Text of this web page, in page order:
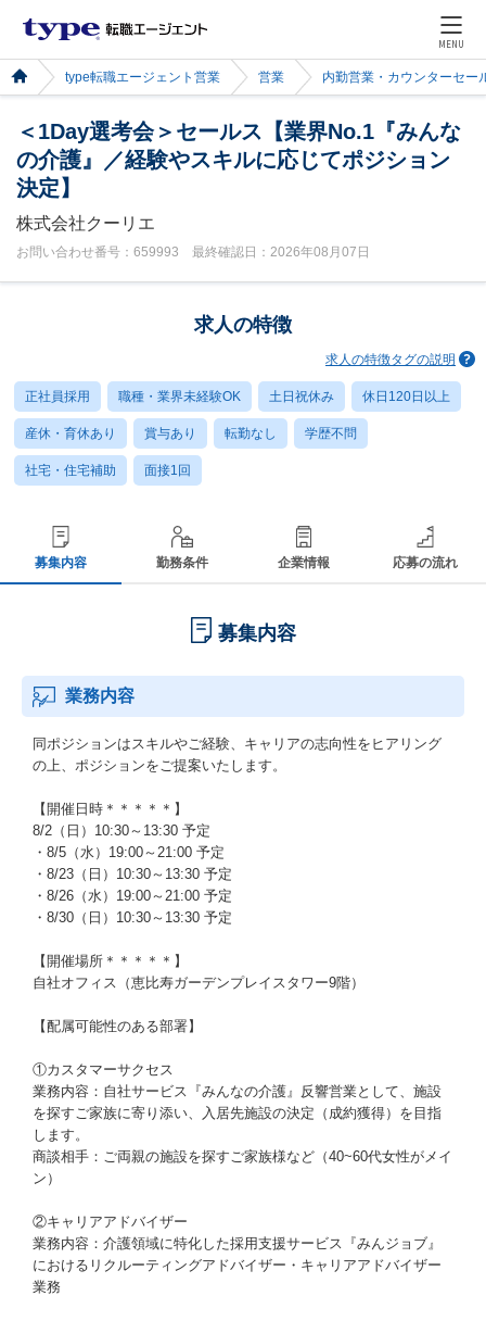
MENU
type転職エージェント営業 営業 内勤営業・カウンターセー
＜1Day選考会＞セールス【業界No.1『みんな
の介護』／経験やスキルに応じてポジション
決定】
株式会社クーリエ
お問い合わせ番号：659993 最終確認日：2026年08月07日
求人の特徴
求人の特徴タグの説明
正社員採用 職種・業界未経験OK 土日祝休み 休日120日以上
産休・育休あり 賞与あり 転勤なし 学歴不問
社宅・住宅補助 面接1回
募集内容 勤務条件 企業情報 応募の流れ
募集内容
業務内容
同ポジションはスキルやご経験、キャリアの志向性をヒアリング
の上、ポジションをご提案いたします。
【開催日時＊＊＊＊＊】
8/2（日）10:30～13:30 予定
・8/5（水）19:00～21:00 予定
・8/23（日）10:30～13:30 予定
・8/26（水）19:00～21:00 予定
・8/30（日）10:30～13:30 予定
【開催場所＊＊＊＊＊】
自社オフィス（恵比寿ガーデンプレイスタワー9階）
【配属可能性のある部署】
①カスタマーサクセス
業務内容：自社サービス『みんなの介護』反響営業として、施設
を探すご家族に寄り添い、入居先施設の決定（成約獲得）を目指
します。
商談相手：ご両親の施設を探すご家族様など（40~60代女性がメイ
ン）
②キャリアアドバイザー
業務内容：介護領域に特化した採用支援サービス『みんジョブ』
におけるリクルーティングアドバイザー・キャリアアドバイザー
業務